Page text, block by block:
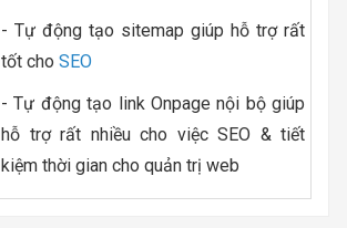
- Tự động tạo sitemap giúp hỗ trợ rất
tốt cho SEO
- Tự động tạo link Onpage nội bộ giúp
hỗ trợ rất nhiều cho việc SEO & tiết
kiệm thời gian cho quản trị web